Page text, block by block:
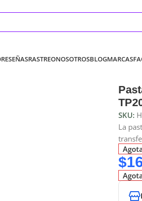
RESEÑASRASTREONOSOTROSBLOGMARCAS
SKU:
La
$